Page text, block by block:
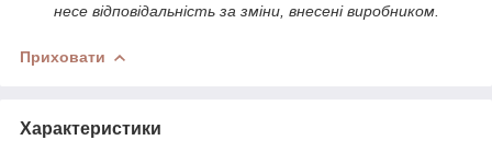
несе відповідальність за зміни, внесені виробником.
Приховати
Характеристики